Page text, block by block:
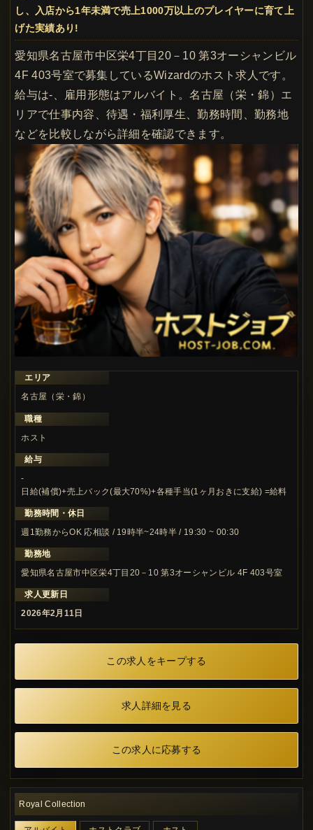
し、入店から1年未満で売上1000万以上のプレイヤーに育て上
げた実績あり!
愛知県名古屋市中区栄4丁目20－10 第3オーシャンビル
4F 403号室で募集しているWizardのホスト求人です。
給与は-、雇用形態はアルバイト。名古屋（栄・錦）エ
リアで仕事内容、待遇・福利厚生、勤務時間、勤務地
などを比較しながら詳細を確認できます。
エリア
名古屋（栄・錦）
職種
ホスト
給与
-
日給(補償)+売上バック(最大70%)+各種手当(1ヶ月おきに支給) =給料
勤務時間・休日
週1勤務からOK 応相談 / 19時半~24時半 / 19:30 ~ 00:30
勤務地
愛知県名古屋市中区栄4丁目20－10 第3オーシャンビル 4F 403号室
求人更新日
2026年2月11日
この求人をキープする
求人詳細を見る
この求人に応募する
Royal Collection